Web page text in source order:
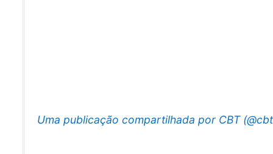
Uma publicação compartilhada por CBT